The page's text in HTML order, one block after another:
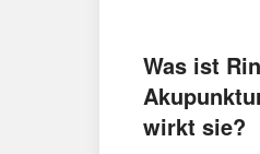
Was ist
wirkt sie?